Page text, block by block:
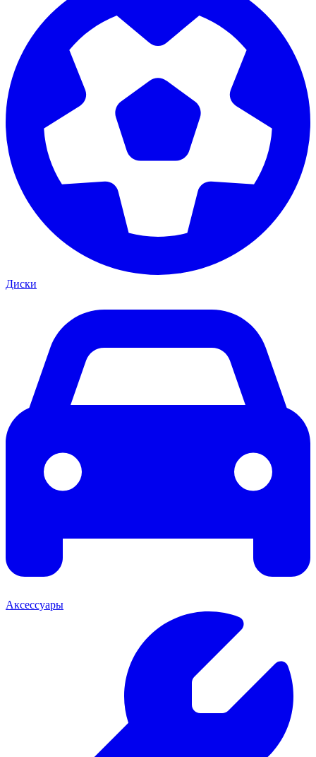
Диски
Аксессуары